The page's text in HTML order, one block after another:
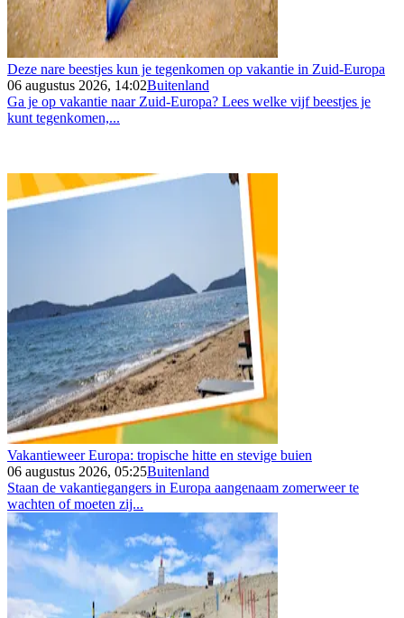
Deze nare beestjes kun je tegenkomen op vakantie in Zuid-Europa
06 augustus 2026, 14:02Buitenland
Ga je op vakantie naar Zuid-Europa? Lees welke vijf beestjes je
kunt tegenkomen,...
Vakantieweer Europa: tropische hitte en stevige buien
06 augustus 2026, 05:25Buitenland
Staan de vakantiegangers in Europa aangenaam zomerweer te
wachten of moeten zij...